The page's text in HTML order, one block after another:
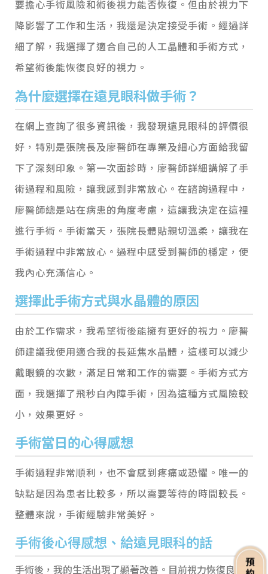
要擔心手術風險和術後視力能否恢復。但由於視力下
降影響了工作和生活，我還是決定接受手術。經過詳
細了解，我選擇了適合自己的人工晶體和手術方式，
希望術後能恢復良好的視力。
為什麼選擇在遠見眼科做手術？
在網上查詢了很多資訊後，我發現遠見眼科的評價很
好，特別是張院長及廖醫師在專業及細心方面給我留
下了深刻印象。第一次面診時，廖醫師詳細講解了手
術過程和風險，讓我感到非常放心。在諮詢過程中，
廖醫師總是站在病患的角度考慮，這讓我決定在這裡
進行手術。手術當天，張院長體貼親切溫柔，讓我在
手術過程中非常放心。過程中感受到醫師的穩定，使
我內心充滿信心。
選擇此手術方式與水晶體的原因
由於工作需求，我希望術後能擁有更好的視力。廖醫
師建議我使用適合我的長延焦水晶體，這樣可以減少
戴眼鏡的次數，滿足日常和工作的需要。手術方式方
面，我選擇了飛秒白內障手術，因為這種方式風險較
小，效果更好。
手術當日的心得感想
手術過程非常順利，也不會感到疼痛或恐懼。唯一的
缺點是因為患者比較多，所以需要等待的時間較長。
整體來說，手術經驗非常美好。
手術後心得感想、給遠見眼科的話
手術後，我的生活出現了顯著改善。目前視力恢復良